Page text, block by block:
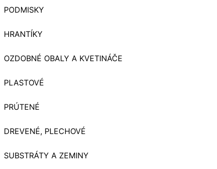
PODMISKY
HRANTÍKY
OZDOBNÉ OBALY A KVETINÁČE
PLASTOVÉ
PRÚTENÉ
DREVENÉ, PLECHOVÉ
SUBSTRÁTY A ZEMINY